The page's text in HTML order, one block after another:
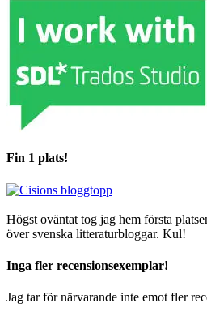
Fin 1 plats!
Högst oväntat tog jag hem första
över svenska litteraturbloggar. Kul!
Inga fler recensionsexemplar!
Jag tar för närvarande inte emot fler